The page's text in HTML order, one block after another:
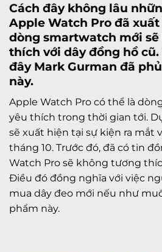
Cách đây không lâu
Apple Watch Pro đã
dòng smartwatch mới
thích với dây đồng hồ
đây Mark Gurman đã
này.
Apple Watch Pro có thể là
yêu thích trong thời gian tới.
sẽ xuất hiện tại sự kiện ra mắt
tháng 10. Trước đó, đã có tin
Watch Pro sẽ không tương
Điều đó đồng nghĩa với việc
mua dây đeo mới nếu như
phẩm này.